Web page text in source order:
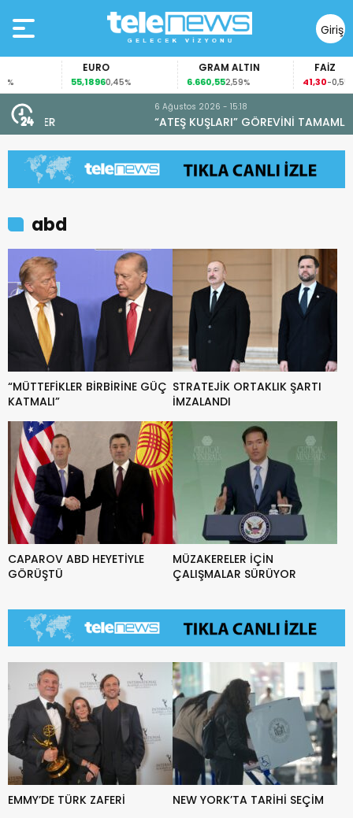
Giriş
Yap
EURO
55,18960,45%
GRAM ALTIN
6.660,552,59%
FAİZ
41,30-0,55%
“ATEŞ KUŞLARI” GÖREVİNİ TAMAMLADI
abd
“MÜTTEFİKLER BİRBİRİNE GÜÇ
KATMALI”
STRATEJİK ORTAKLIK ŞARTI
İMZALANDI
CAPAROV ABD HEYETİYLE
GÖRÜŞTÜ
MÜZAKERELER İÇİN
ÇALIŞMALAR SÜRÜYOR
EMMY’DE TÜRK ZAFERİ NEW YORK’TA TARİHİ SEÇİM